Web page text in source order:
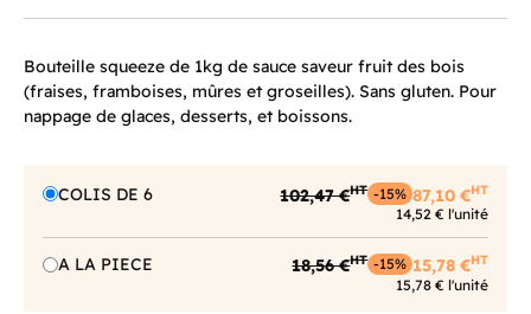
Bouteille squeeze de 1kg de sauce saveur fruit des bois
(fraises, framboises, mûres et groseilles). Sans gluten. Pour
nappage de glaces, desserts, et boissons.
COLIS DE 6 102,47 €HT -15% 87,10 €HT
14,52 € l'unité
A LA PIECE 18,56 €HT -15% 15,78 €HT
15,78 € l'unité